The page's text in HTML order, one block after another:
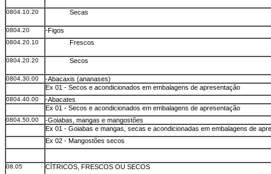
0804.10.20 Secas
0804.20 -Figos
0804.20.10 Frescos
0804.20.20 Secos
0804.30.00
-Abacaxis (ananases)
Ex 01 - Secos e acondicionados em embalagens de apresentação
0804.40.00
-Abacates
Ex 01 - Secos e acondicionados em embalagens de apresentação
0804.50.00
-Goiabas, mangas e mangostões
Ex 01 - Goiabas e mangas, secas e acondicionadas em embalagens de
Ex 02 - Mangostões secos
08.05 CÍTRICOS, FRESCOS OU SECOS